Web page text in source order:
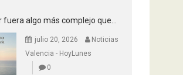
algo más complejo que...
julio 20, 2026
Noticias
Valencia - HoyLunes
0